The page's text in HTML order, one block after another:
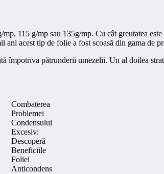
115 g/mp sau 135g/mp. Cu cât greutatea
acest tip de folie a fost scoasă din gama de
împotriva pătrunderii umezelii. Un al doilea
Combaterea
Problemei
Condensului
Excesiv:
Descoperă
Beneficiile
Foliei
Anticondens